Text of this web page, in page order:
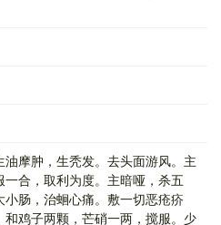
摩肿，生秃发。去头面游风。主
一合，取利为度。主暗哑，杀五
肠，治蛔心痛。敷一切恶疮疥
鸡子两颗，芒硝一两，搅服。少